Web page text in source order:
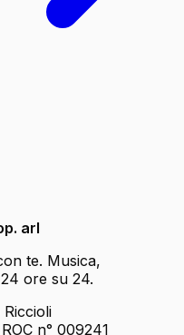
arl
te. Musica,
ore su 24.
n° 009241